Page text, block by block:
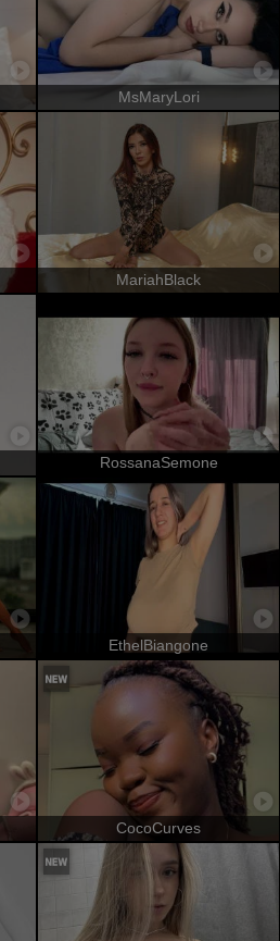
MsMaryLori
MariahBlack
RossanaSemone
EthelBiangone
CocoCurves